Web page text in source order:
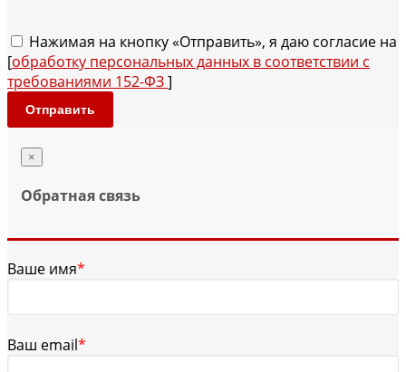
Нажимая на кнопку «Отправить», я даю согласие на
[обработку персональных данных в соответствии с
требованиями 152-ФЗ]
Отправить
×
Обратная связь
Ваше имя*
Ваш email*